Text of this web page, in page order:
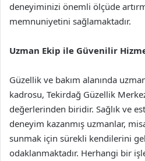
deneyiminizi önemli ölçüde
memnuniyetini sağlamaktadır.
Uzman Ekip ile Güvenilir
Güzellik ve bakım alanında
kadrosu, Tekirdağ Güzellik
değerlerinden biridir. Sağlık ve
deneyim kazanmış uzmanlar,
sunmak için sürekli kendilerini
odaklanmaktadır. Herhangi bir